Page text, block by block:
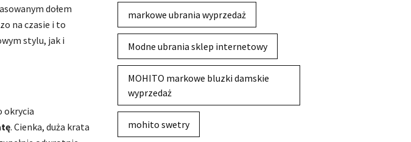
dołem
na czasie i to
stylu, jak i
okrycia
. Cienka, duża krata
markowe ubrania wyprzedaż
Modne ubrania sklep internetowy
MOHITO markowe bluzki damskie
wyprzedaż
mohito swetry